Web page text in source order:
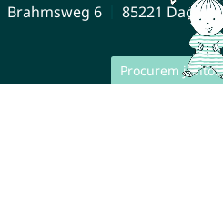
Procurem juntos
Brahmsweg 6
85221 Dachau